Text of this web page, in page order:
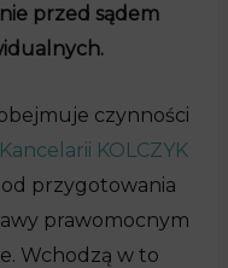
przed sądem
czynności
KOLCZYK
przygotowania
prawomocnym
Wchodzą w to